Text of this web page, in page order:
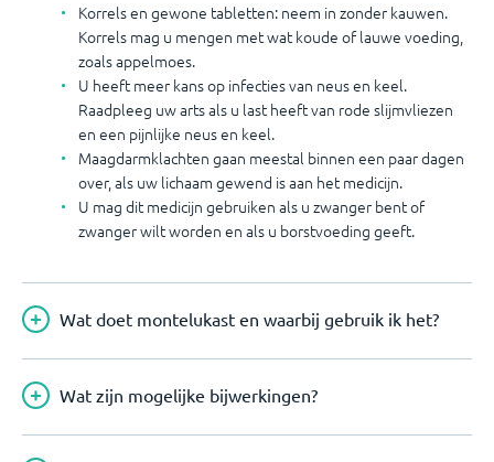
Korrels en gewone tabletten: neem in zonder kauwen.
Korrels mag u mengen met wat koude of lauwe voeding,
zoals appelmoes.
U heeft meer kans op infecties van neus en keel.
Raadpleeg uw arts als u last heeft van rode slijmvliezen
en een pijnlijke neus en keel.
Maagdarmklachten gaan meestal binnen een paar dagen
over, als uw lichaam gewend is aan het medicijn.
U mag dit medicijn gebruiken als u zwanger bent of
zwanger wilt worden en als u borstvoeding geeft.
Wat doet montelukast en waarbij gebruik ik het?
Wat zijn mogelijke bijwerkingen?